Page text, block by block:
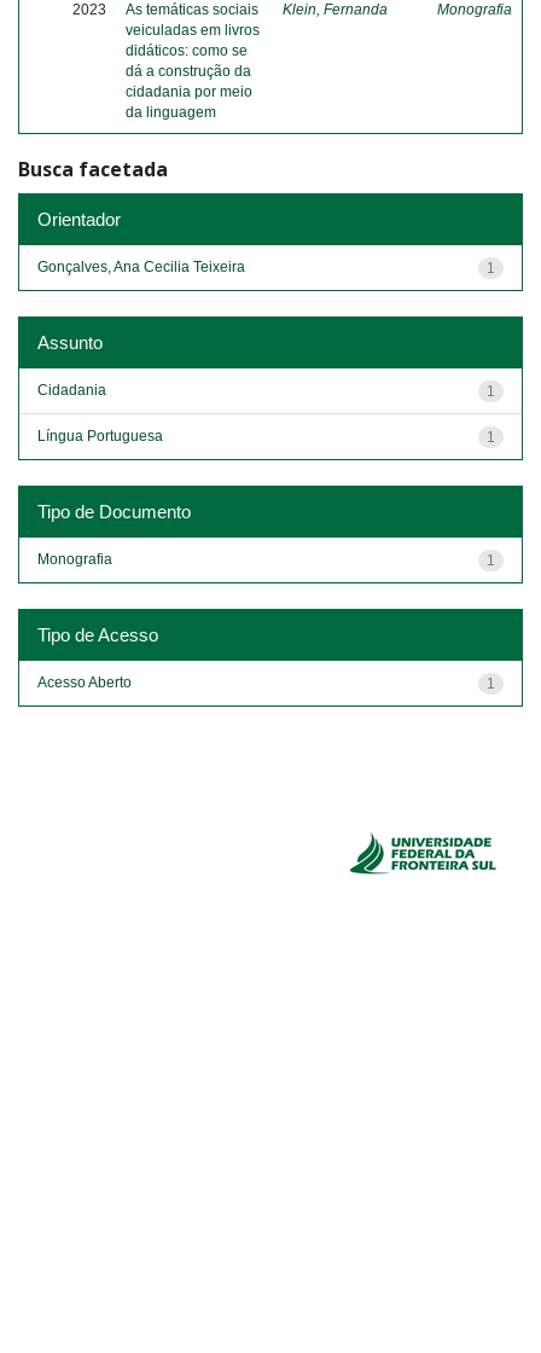
2023
As temáticas sociais
veiculadas em livros
didáticos: como se
dá a construção da
cidadania por meio
da linguagem
Klein, Fernanda Monografia
Busca facetada
Orientador
1
Gonçalves, Ana Cecilia Teixeira
Assunto
1
Cidadania
1
Língua Portuguesa
Tipo de Documento
1
Monografia
Tipo de Acesso
1
Acesso Aberto